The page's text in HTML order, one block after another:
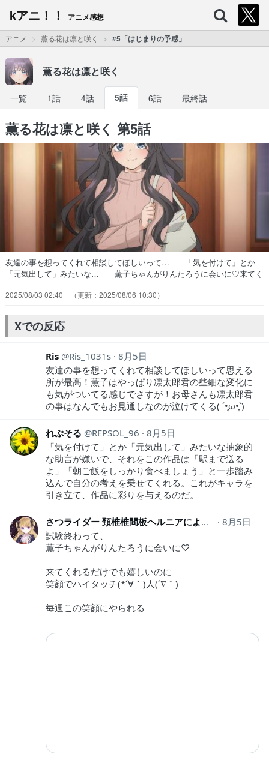
kアニ！！ アニメ感想
アニメ 薫る花は凛と咲く #5「はじまりの予感」
薫る花は凛と咲く
一覧 1話 4話 5話 6話 最終話
薫る花は凛と咲く 第5話
友達の事を想ってくれて相談してほしいって… 「気を付けて」とか
「元気出して」みたいな… 薫子ちゃんがりんたろうに会いに♡来てく
視聴ありがとうございました… マンガを読んで二次創作を書いて夜
話て特に良かったのは朔と母親の話か… 映像で動きや色があるからさ
らに震えるわ話… 相変わらず薫子は見てるだけで心が浄化され…
2025/08/03 02:40 2025/08/06 10:30
Xでの反応
Ris Ris_1031s 8月5日
友達の事を想ってくれて相談してほしいって思える
所が最高！薫子はやっぱり凛太郎君の些細な変化に
も気がついてる感じでさすが！お母さんも凛太郎君
の事はなんでもお見通しなのが泣けてくる( ´•̥ω•̥`)
れぷそる REPSOL_96
8月5日
「気を付けて」とか「元気出して」みたいな抽象的
な助言が嫌いで、それをこの作品は「駅まで送る
よ」「朝ご飯をしっかり食べましょう」と一歩踏み
込んで自分の考えを乗せてくれる。これがキャラを
引き立て、作品に彩りを与えるのだ。
さつライダー 頚椎椎間板ヘルニアにより 低浮上中
8月5日
試験終わって、
薫子ちゃんがりんたろうに会いに♡
来てくれるだけでも嬉しいのに
笑顔でハイタッチ(*´∀｀)人(´∇｀)
毎週この笑顔にやられる